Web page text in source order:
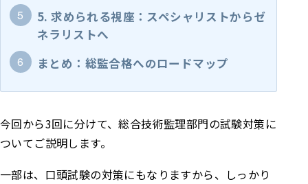
5. 求められる視座：スペシャリストからゼ
ネラリストへ
まとめ：総監合格へのロードマップ
今回から3回に分けて、総合技術監理部門の試験対策に
ついてご説明します。
一部は、口頭試験の対策にもなりますから、しっかり